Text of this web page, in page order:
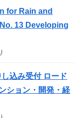
for Rain and
13 Developing
込み受付 ロード
ション・開発・経